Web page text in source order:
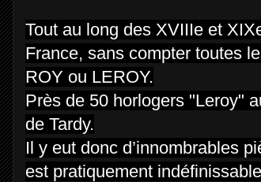
Tout au long des XVIIIe et
France, sans compter toutes
ROY ou LEROY.
Près de 50 horlogers "Leroy"
de Tardy.
Il y eut donc d’innombrables
est pratiquement